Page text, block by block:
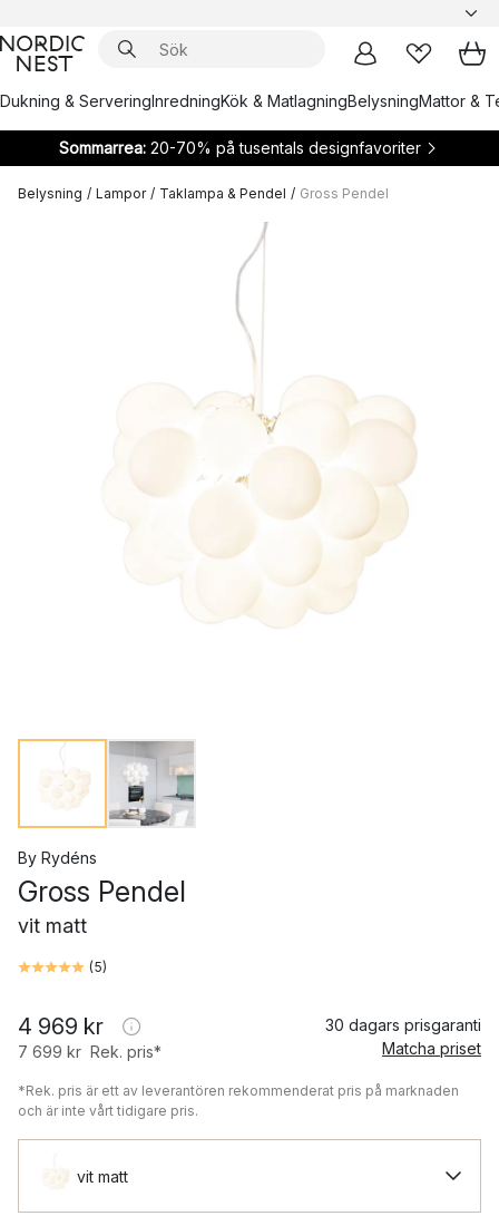
Dukning & ServeringInredningKök & MatlagningBelysningMattor &
Sommarrea:20-70% på tusentals designfavoriter
Belysning / Lampor / Taklampa & Pendel / Gross Pendel
By Rydéns
Gross Pendel
vit matt
(5)
4 969 kr
7 699 kr Rek. pris*
30 dagars prisgaranti
Matcha priset
*Rek. pris är ett av leverantören rekommenderat pris på marknaden
och är inte vårt tidigare pris.
vit matt